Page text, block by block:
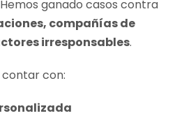
ganado casos contra
compañías de
irresponsables.
contar con: